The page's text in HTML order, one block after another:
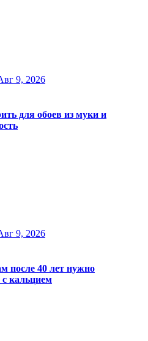
9, 2026
для обоев из муки и
9, 2026
после 40 лет нужно
с кальцием